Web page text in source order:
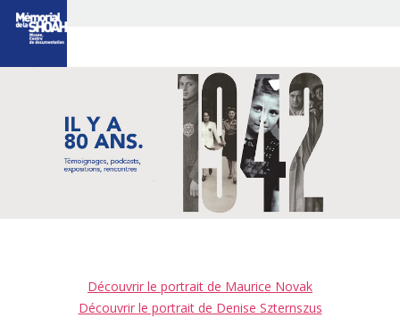
DE L’ANNÉE 1942
LES 80 ANS DE LA RAFLE DU VEL D’HIV
CÉRÉMONIE DÉPARTDE CONVOIS
3 QUESTIONS À UN HISTORIEN
EXPOSITIONS
Découvrir le portrait de Maurice Novak
Découvrir le portrait de Denise Szternszus